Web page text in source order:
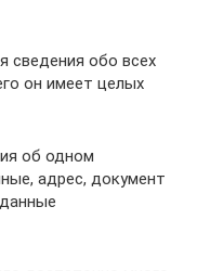
сведения обо всех
он имеет целых
об одном
адрес, документ